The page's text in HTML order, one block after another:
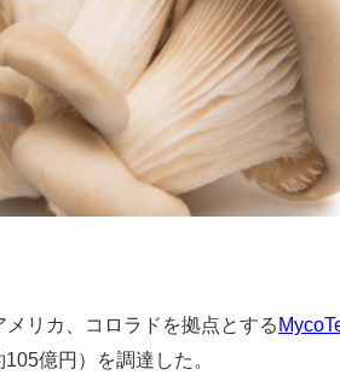
リカ、コロラドを拠点とする
億円）を調達した。